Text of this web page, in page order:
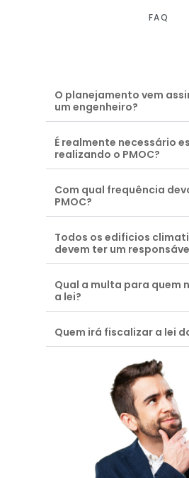
FAQ
O planejamento vem
um engenheiro?
É realmente necessário
realizando o PMOC?
Com qual frequência
PMOC?
Todos os edificios
devem ter um
Qual a multa para quem
a lei?
Quem irá fiscalizar a lei